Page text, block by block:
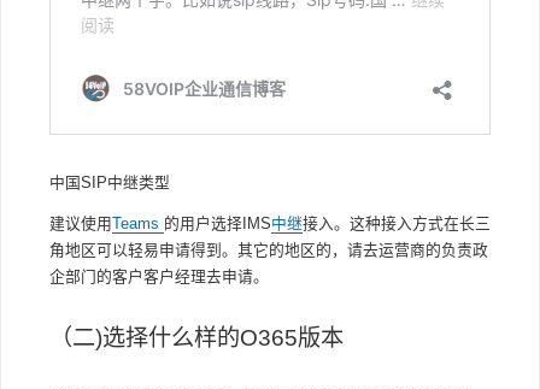
中国SIP中继类型
建议使用Teams 的用户选择IMS中继接入。这种接入方式在长三
角地区可以轻易申请得到。其它的地区的，请去运营商的负责政
企部门的客户客户经理去申请。
（二)选择什么样的O365版本